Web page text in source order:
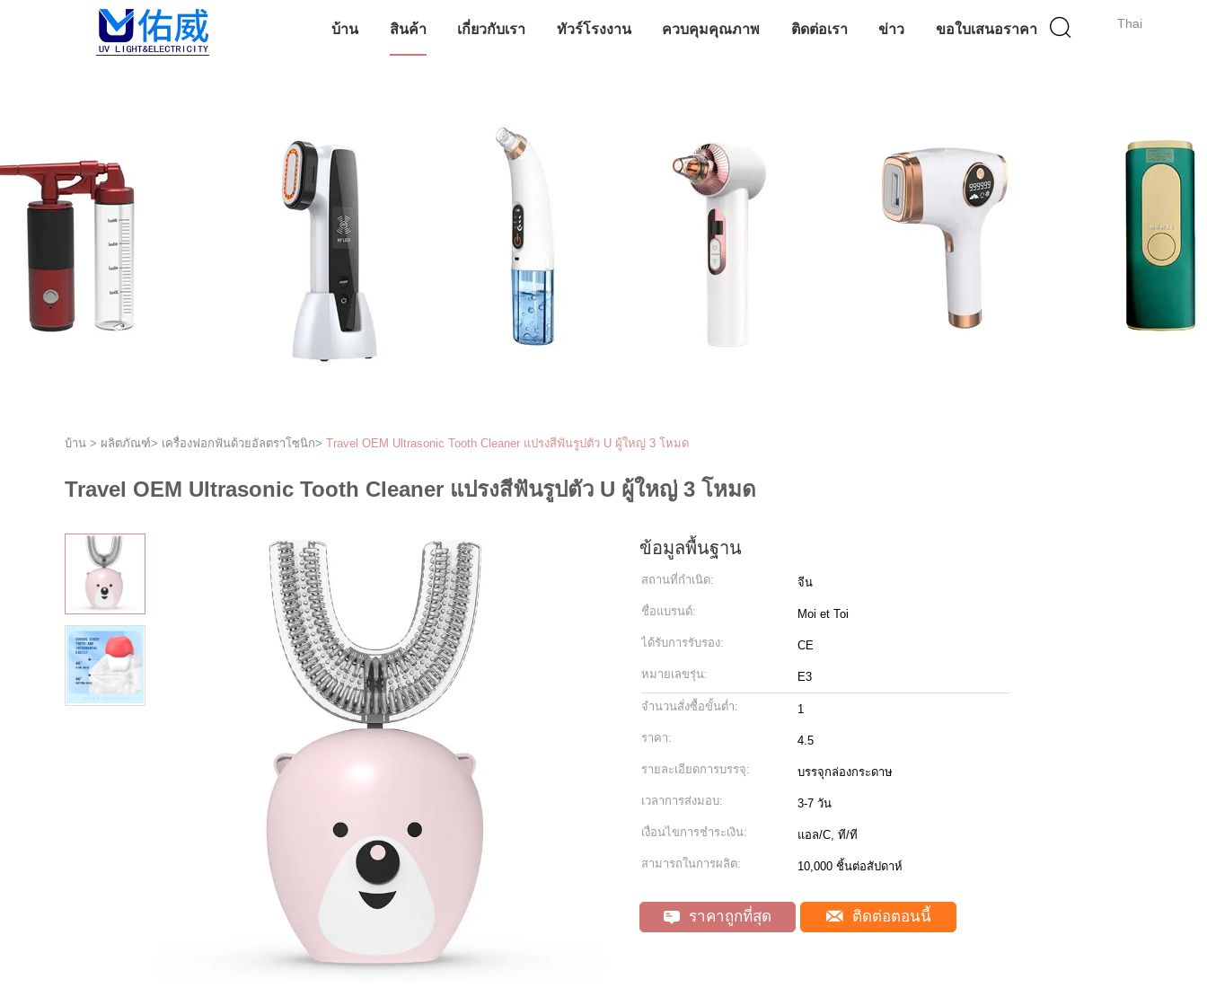
Thai
บ้าน สินค้า เกี่ยวกับเรา ทัวร์โรงงาน ควบคุมคุณภาพ ติดต่อเรา ข่าว ขอใบเสนอราคา
บ้าน > ผลิตภัณฑ์> เครื่องฟอกฟันด้วยอัลตราโซนิก> Travel OEM Ultrasonic Tooth Cleaner แปรงสีฟันรูปตัว U ผู้ใหญ่ 3 โหมด
Travel OEM Ultrasonic Tooth Cleaner แปรงสีฟันรูปตัว U ผู้ใหญ่ 3 โหมด
ข้อมูลพื้นฐาน
สถานที่กำเนิด: จีน
ชื่อแบรนด์: Moi et Toi
ได้รับการรับรอง: CE
หมายเลขรุ่น: E3
จำนวนสั่งซื้อขั้นต่ำ: 1
ราคา: 4.5
รายละเอียดการบรรจุ: บรรจุกล่องกระดาษ
เวลาการส่งมอบ: 3-7 วัน
เงื่อนไขการชำระเงิน: แอล/C, ที/ที
สามารถในการผลิต: 10,000 ชิ้นต่อสัปดาห์
ราคาถูกที่สุด ติดต่อตอนนี้